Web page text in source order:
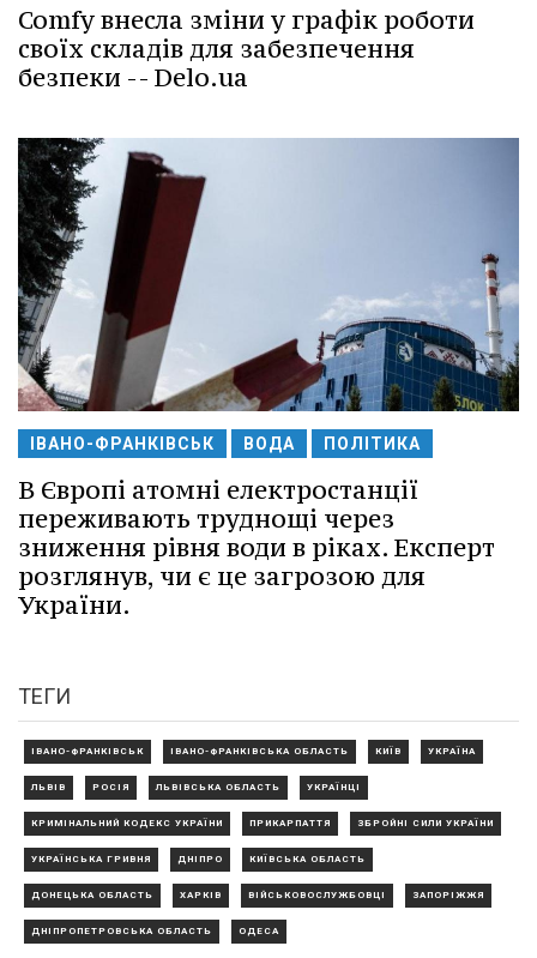
Comfy внесла зміни у графік роботи
своїх складів для забезпечення
безпеки -- Delo.ua
ІВАНО-ФРАНКІВСЬК ВОДА ПОЛІТИКА
В Європі атомні електростанції
переживають труднощі через
зниження рівня води в ріках. Експерт
розглянув, чи є це загрозою для
України.
ТЕГИ
ІВАНО-ФРАНКІВСЬК ІВАНО-ФРАНКІВСЬКА ОБЛАСТЬ КИЇВ УКРАЇНА
ЛЬВІВ РОСІЯ ЛЬВІВСЬКА ОБЛАСТЬ УКРАЇНЦІ
КРИМІНАЛЬНИЙ КОДЕКС УКРАЇНИ ПРИКАРПАТТЯ ЗБРОЙНІ СИЛИ УКРАЇНИ
УКРАЇНСЬКА ГРИВНЯ ДНІПРО КИЇВСЬКА ОБЛАСТЬ
ДОНЕЦЬКА ОБЛАСТЬ ХАРКІВ ВІЙСЬКОВОСЛУЖБОВЦІ ЗАПОРІЖЖЯ
ДНІПРОПЕТРОВСЬКА ОБЛАСТЬ ОДЕСА